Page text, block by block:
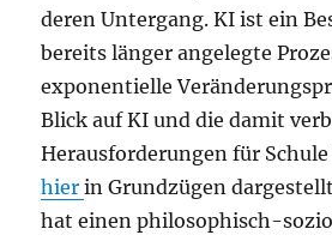
deren Untergang. KI ist ein
bereits länger angelegte
exponentielle
Blick auf KI und die damit
Herausforderungen für
hierin Grundzügen
hat einen philosophisch-